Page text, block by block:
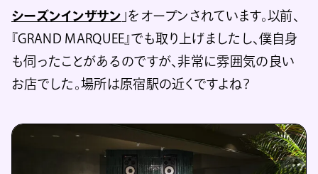
シーズンインザサン 」をオープンされています。以前、
『GRAND MARQUEE』でも取り上げましたし、僕自身
も伺ったことがあるのですが、非常に雰囲気の良い
お店でした。場所は原宿駅の近くですよね？